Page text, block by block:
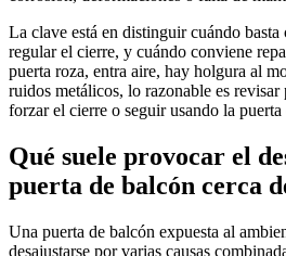
La clave está en distinguir cuándo
regular el cierre, y cuándo conviene
puerta roza, entra aire, hay holgura al
ruidos metálicos, lo razonable es
forzar el cierre o seguir usando la puerta
Qué suele provocar el
puerta de balcón cerca
Una puerta de balcón expuesta al
desajustarse por varias causas